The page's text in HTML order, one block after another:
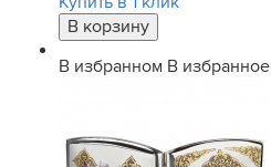
В избранном В избранное